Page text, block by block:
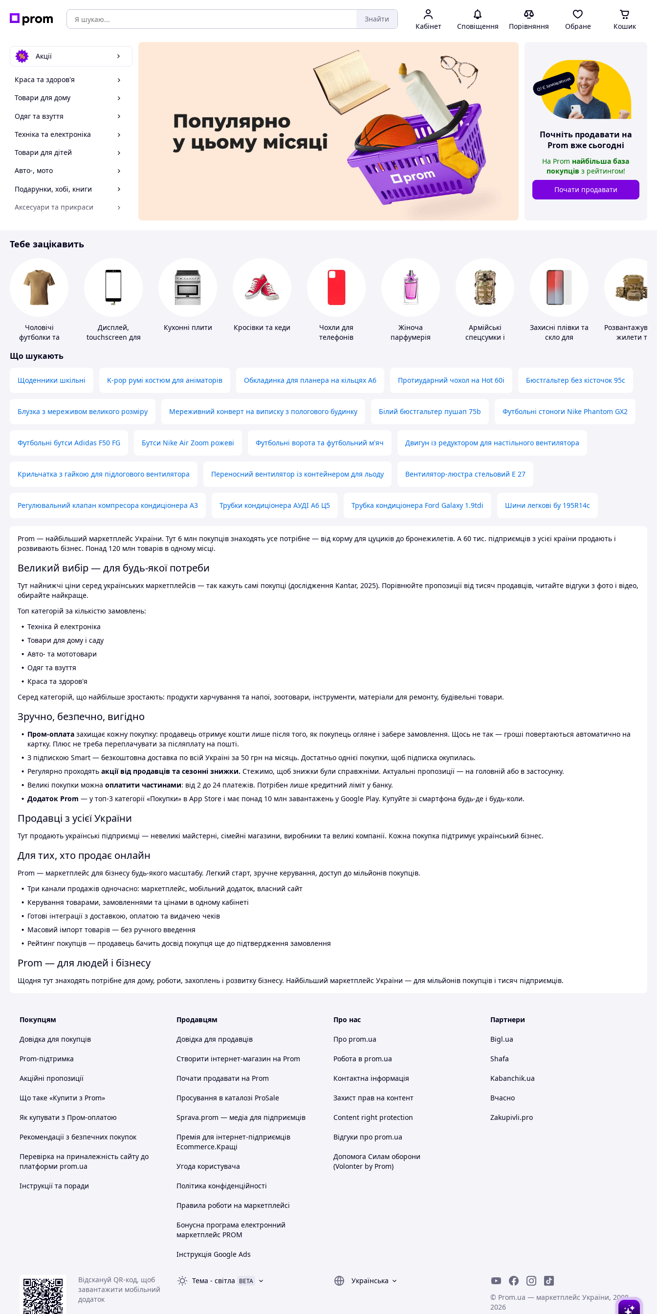
Знайти
Кабінет Сповіщення Порівняння Обране Кошик
Акції
Краса та здоров'я
Товари для дому
Одяг та взуття
Техніка та електроніка
Товари для дітей
Авто-, мото
Подарунки, хобі, книги
Аксесуари та прикраси
Спорт і відпочинок
О! Є замовлення
Почніть продавати на
Prom вже сьогодні
На Prom найбільша база
покупців з рейтингом!
Почати продавати
Тебе зацікавить
Чоловічі
футболки та
Дисплей,
touchscreen для
Кухонні плити Кросівки та кеди
Чохли для
телефонів
Жіноча
парфумерія
Армійські
спецсумки і
Захисні плівки та
скло для
жилети та
Що шукають
Щоденники шкільні K-pop румі костюм для аніматорів Обкладинка для планера на кільцях А6 Протиударний чохол на Hot 60i Бюстгальтер без кісточок 95с
Блузка з мереживом великого розміру Мереживний конверт на виписку з пологового будинку Білий бюстгальтер пушап 75b Футбольні стоноги Nike Phantom GX2
Футбольні бутси Adidas F50 FG Бутси Nike Air Zoom рожеві Футбольні ворота та футбольний м'яч Двигун із редуктором для настільного вентилятора
Крильчатка з гайкою для підлогового вентилятора Переносний вентилятор із контейнером для льоду Вентилятор-люстра стельовий E 27
Регулювальний клапан компресора кондиціонера А3 Трубки кондиціонера АУДІ А6 Ц5 Трубка кондиціонера Ford Galaxy 1.9tdi Шини легкові бу 195R14c
Prom — найбільший маркетплейс України. Тут 6 млн покупців знаходять усе потрібне — від корму для цуциків до бронежилетів. А 60 тис. підприємців з усієї країни продають і
розвивають бізнес. Понад 120 млн товарів в одному місці.
Великий вибір — для будь-якої потреби
Тут найнижчі ціни серед українських маркетплейсів — так кажуть самі покупці (дослідження Kantar, 2025). Порівнюйте пропозиції від тисяч продавців, читайте відгуки з фото і відео,
обирайте найкраще.
Топ категорій за кількістю замовлень:
Техніка й електроніка
Товари для дому і саду
Авто- та мототовари
Одяг та взуття
Краса та здоров'я
Серед категорій, що найбільше зростають: продукти харчування та напої, зоотовари, інструменти, матеріали для ремонту, будівельні товари.
Зручно, безпечно, вигідно
Пром-оплата захищає кожну покупку: продавець отримує кошти лише після того, як покупець огляне і забере замовлення. Щось не так — гроші повертаються автоматично на
картку. Плюс не треба переплачувати за післяплату на пошті.
З підпискою Smart — безкоштовна доставка по всій Україні за 50 грн на місяць. Достатньо однієї покупки, щоб підписка окупилась.
Регулярно проходять акції від продавців та сезонні знижки. Стежимо, щоб знижки були справжніми. Актуальні пропозиції — на головній або в застосунку.
Великі покупки можна оплатити частинами: від 2 до 24 платежів. Потрібен лише кредитний ліміт у банку.
Додаток Prom — у топ-3 категорії «Покупки» в App Store і має понад 10 млн завантажень у Google Play. Купуйте зі смартфона будь-де і будь-коли.
Продавці з усієї України
Тут продають українські підприємці — невеликі майстерні, сімейні магазини, виробники та великі компанії. Кожна покупка підтримує український бізнес.
Для тих, хто продає онлайн
Prom — маркетплейс для бізнесу будь-якого масштабу. Легкий старт, зручне керування, доступ до мільйонів покупців.
Три канали продажів одночасно: маркетплейс, мобільний додаток, власний сайт
Керування товарами, замовленнями та цінами в одному кабінеті
Готові інтеграції з доставкою, оплатою та видачею чеків
Масовий імпорт товарів — без ручного введення
Рейтинг покупців — продавець бачить досвід покупця ще до підтвердження замовлення
Prom — для людей і бізнесу
Щодня тут знаходять потрібне для дому, роботи, захоплень і розвитку бізнесу. Найбільший маркетплейс України — для мільйонів покупців і тисяч підприємців.
Покупцям
Довідка для покупців
Prom-підтримка
Акційні пропозиції
Що таке «Купити з Prom»
Як купувати з Пром-оплатою
Рекомендації з безпечних покупок
Перевірка на приналежність сайту до
платформи prom.ua
Інструкції та поради
Продавцям
Довідка для продавців
Створити інтернет-магазин на Prom
Почати продавати на Prom
Просування в каталозі ProSale
Sprava.prom — медіа для підприємців
Премія для інтернет-підприємців
Ecommerce.Кращі
Угода користувача
Політика конфіденційності
Правила роботи на маркетплейсі
Бонусна програма електронний
маркетплейс PROM
Інструкція Google Ads
Про нас
Про prom.ua
Робота в prom.ua
Контактна інформація
Захист прав на контент
Content right protection
Відгуки про prom.ua
Допомога Силам оборони
(Volonter by Prom)
Партнери
Bigl.ua
Shafa
Kabanchik.ua
Вчасно
Zakupivli.pro
Відскануй QR-код, щоб
завантажити мобільний
додаток
Тема - світла BETA
Українська
© Prom.ua — маркетплейс України, 2008-
2026